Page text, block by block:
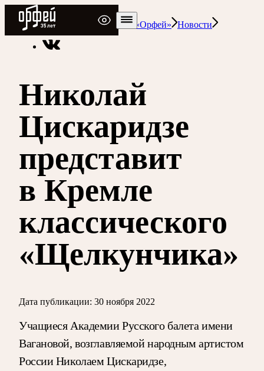
Радио Орфей
Радио классической музыки «Орфей»
Новости
Николай
Цискаридзе
представит
в Кремле
классического
«Щелкунчика»
Дата публикации: 30 ноября 2022
Учащиеся Академии Русского балета имени
Вагановой, возглавляемой народным артистом
России Николаем Цискаридзе,